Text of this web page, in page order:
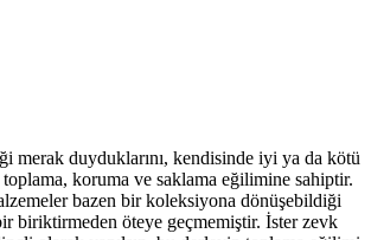
merak duyduklarını, kendisinde iyi ya da kötü
toplama, koruma ve saklama eğilimine sahiptir.
bazen bir koleksiyona dönüşebildiği
biriktirmeden öteye geçmemiştir. İster zevk